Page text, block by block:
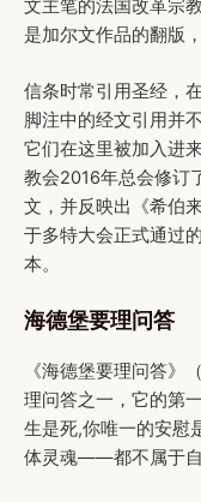
文主笔的法国改革宗
是加尔文作品的翻版
信条时常引用圣经，
脚注中的经文引用并
它们在这里被加入进
教会2016年总会修订
文，并反映出《希伯
于多特大会正式通过
本。
海德堡要理问答
《海德堡要理问答》
理问答之一，它的第
生是死,你唯一的安
体灵魂——都不属于自